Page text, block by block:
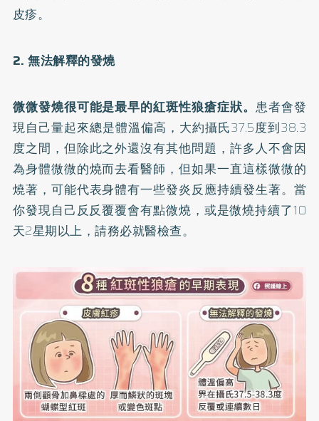
皮疹。
2. 無法解釋的發燒
微微發燒很可能是最早的紅斑性狼瘡症狀。 患者會發
現自己量起來總是體溫偏高，大約攝氏37.5度到38.3
度之間，但除此之外還沒有其他問題，許多人不會因
為身體微微的燒而去看醫師，但如果一直這樣微微的
燒著，可能代表身體有一些發炎反應持續發生著。當
你發現自己反反覆覆會有點微燒，或是微燒持續了10
天2星期以上，請務必就醫檢查。